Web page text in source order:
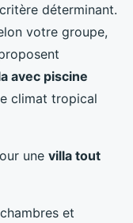
déterminant.
votre groupe,
avec piscine
climat tropical
une villa tout
et